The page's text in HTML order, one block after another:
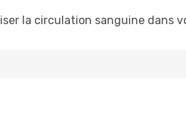
la circulation sanguine dans